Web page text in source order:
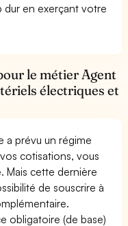
dur en exerçant votre
le métier Agent
électriques et
a prévu un régime
cotisations, vous
Mais cette dernière
de souscrire à
obligatoire (de base)